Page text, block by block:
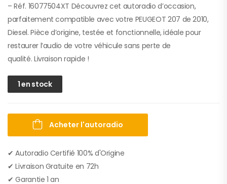
– Réf. 16077504XT Découvrez cet autoradio d’occasion,
parfaitement compatible avec votre PEUGEOT 207 de 2010,
Diesel. Pièce d’origine, testée et fonctionnelle, idéale pour
restaurer l’audio de votre véhicule sans perte de
qualité. Livraison rapide !
1 en stock
Acheter l'autoradio
✔ Autoradio Certifié 100% d'Origine
✔︎ Livraison Gratuite en 72h
✔︎ Garantie 1 an